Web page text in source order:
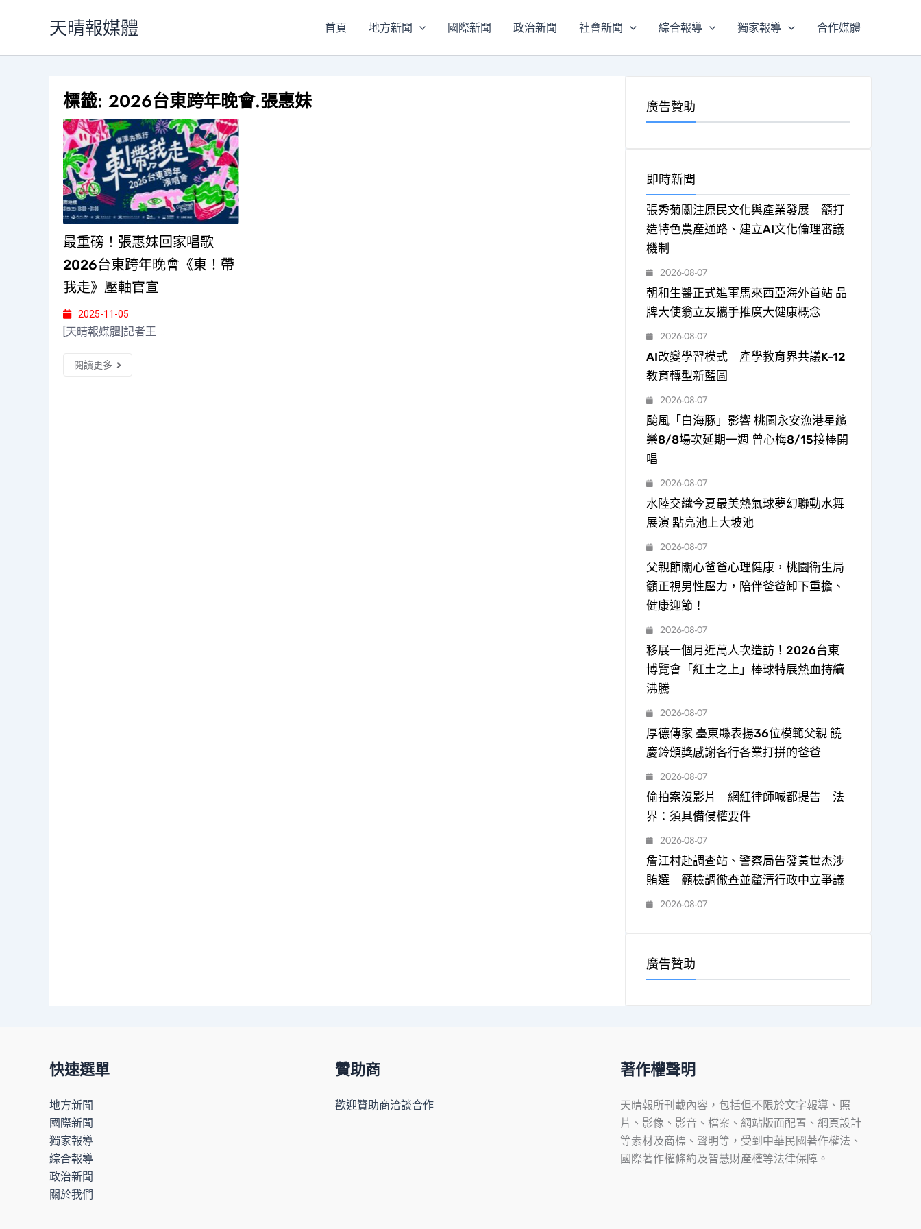
天晴報媒體 首頁 地方新聞 國際新聞 政治新聞 社會新聞 綜合報導 獨家報導 合作媒體
標籤: 2026台東跨年晚會.張惠妹
最重磅！張惠妹回家唱歌
2026台東跨年晚會《東！帶
我走》壓軸官宣
2025-11-05
[天晴報媒體]記者王 ...
閱讀更多
廣告贊助
即時新聞
張秀菊關注原民文化與產業發展 籲打
造特色農產通路、建立AI文化倫理審議
機制
2026-08-07
朝和生醫正式進軍馬來西亞海外首站 品
牌大使翁立友攜手推廣大健康概念
2026-08-07
AI改變學習模式 產學教育界共議K-12
教育轉型新藍圖
2026-08-07
颱風「白海豚」影響 桃園永安漁港星繽
樂8/8場次延期一週 曾心梅8/15接棒開
唱
2026-08-07
水陸交織今夏最美熱氣球夢幻聯動水舞
展演 點亮池上大坡池
2026-08-07
父親節關心爸爸心理健康，桃園衛生局
籲正視男性壓力，陪伴爸爸卸下重擔、
健康迎節！
2026-08-07
移展一個月近萬人次造訪！2026台東
博覽會「紅土之上」棒球特展熱血持續
沸騰
2026-08-07
厚德傳家 臺東縣表揚36位模範父親 饒
慶鈴頒獎感謝各行各業打拼的爸爸
2026-08-07
偷拍案沒影片 網紅律師喊都提告 法
界：須具備侵權要件
2026-08-07
詹江村赴調查站、警察局告發黃世杰涉
賄選 籲檢調徹查並釐清行政中立爭議
2026-08-07
廣告贊助
快速選單
地方新聞
國際新聞
獨家報導
綜合報導
政治新聞
關於我們
贊助商
歡迎贊助商洽談合作
著作權聲明
天晴報所刊載內容，包括但不限於文字報導、照
片、影像、影音、檔案、網站版面配置、網頁設計
等素材及商標、聲明等，受到中華民國著作權法、
國際著作權條約及智慧財產權等法律保障。